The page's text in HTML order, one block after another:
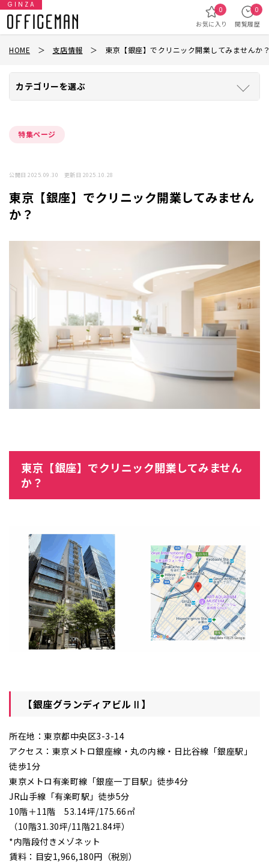
GINZA
お気に入り
0
閲覧履歴
0
HOME ＞ 支店情報 ＞ 東京【銀座】でクリニック開業してみませんか
カテゴリーを選ぶ
特集ページ
公開日 2025.09.30 更新日 2025.10.28
東京【銀座】でクリニック開業してみません
か？
東京【銀座】でクリニック開業してみません
か？
【銀座グランディアビルⅡ】
所在地：東京都中央区3-3-14
アクセス：東京メトロ銀座線・丸の内線・日比谷線「銀座駅」
徒歩1分
東京メトロ有楽町線「銀座一丁目駅」徒歩4分
JR山手線「有楽町駅」徒歩5分
10階＋11階 53.14坪/175.66㎡
（10階31.30坪/11階21.84坪）
*内階段付きメゾネット
賃料：目安1,966,180円（税別）